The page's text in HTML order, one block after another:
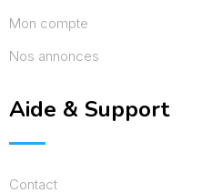
Mon compte
Nos annonces
Aide & Support
Contact